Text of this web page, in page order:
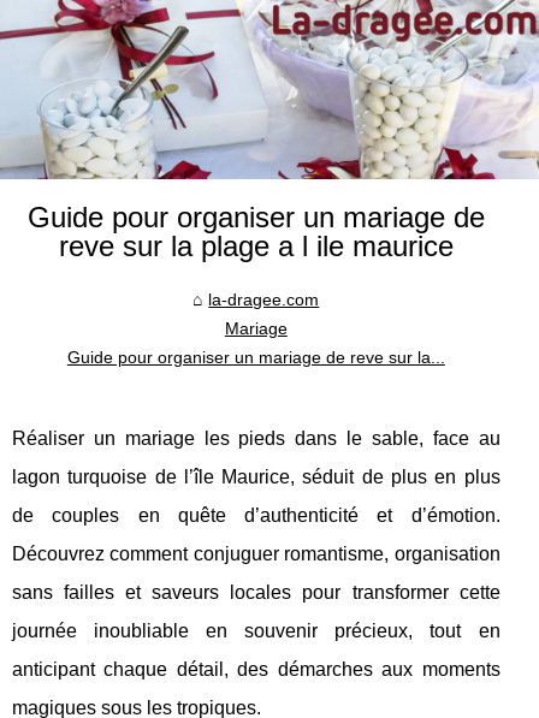
Guide pour organiser un mariage de
reve sur la plage a l ile maurice
la-dragee.com
Mariage
Guide pour organiser un mariage de reve sur la...
Réaliser un mariage les pieds dans le sable, face au
lagon turquoise de l’île Maurice, séduit de plus en plus
de couples en quête d’authenticité et d’émotion.
Découvrez comment conjuguer romantisme, organisation
sans failles et saveurs locales pour transformer cette
journée inoubliable en souvenir précieux, tout en
anticipant chaque détail, des démarches aux moments
magiques sous les tropiques.